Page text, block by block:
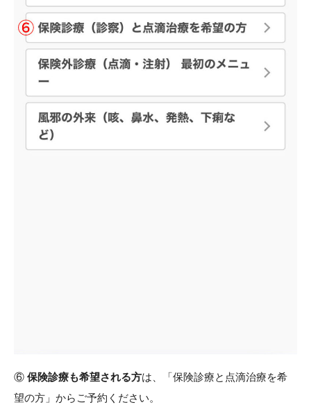
⑥ 保険診療も希望される方は、「保険診療と点滴治療を希
望の方」からご予約ください。